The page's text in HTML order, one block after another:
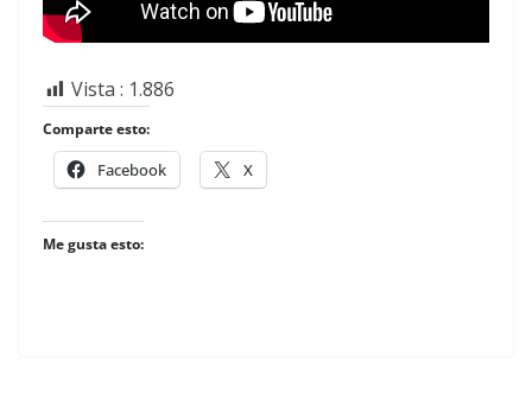
Vista : 1.886
Comparte esto:
Facebook X
Me gusta esto: